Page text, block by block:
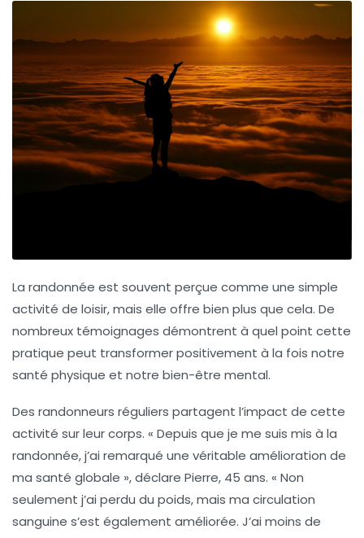
La randonnée est souvent perçue comme une simple
activité de loisir, mais elle offre bien plus que cela. De
nombreux témoignages démontrent à quel point cette
pratique peut transformer positivement à la fois notre
santé physique et notre bien-être mental.
Des randonneurs réguliers partagent l’impact de cette
activité sur leur corps. « Depuis que je me suis mis à la
randonnée, j’ai remarqué une véritable amélioration de
ma santé globale », déclare Pierre, 45 ans. « Non
seulement j’ai perdu du poids, mais ma circulation
sanguine s’est également améliorée. J’ai moins de